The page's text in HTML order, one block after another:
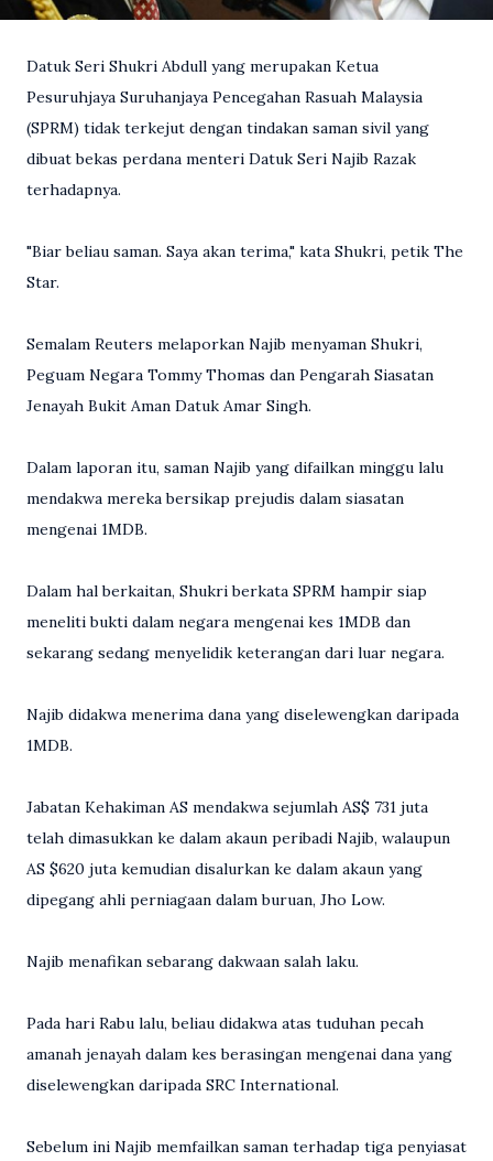
Datuk Seri Shukri Abdull yang merupakan Ketua
Pesuruhjaya Suruhanjaya Pencegahan Rasuah Malaysia
(SPRM) tidak terkejut dengan tindakan saman sivil yang
dibuat bekas perdana menteri Datuk Seri Najib Razak
terhadapnya.
"Biar beliau saman. Saya akan terima," kata Shukri, petik The
Star.
Semalam Reuters melaporkan Najib menyaman Shukri,
Peguam Negara Tommy Thomas dan Pengarah Siasatan
Jenayah Bukit Aman Datuk Amar Singh.
Dalam laporan itu, saman Najib yang difailkan minggu lalu
mendakwa mereka bersikap prejudis dalam siasatan
mengenai 1MDB.
Dalam hal berkaitan, Shukri berkata SPRM hampir siap
meneliti bukti dalam negara mengenai kes 1MDB dan
sekarang sedang menyelidik keterangan dari luar negara.
Najib didakwa menerima dana yang diselewengkan daripada
1MDB.
Jabatan Kehakiman AS mendakwa sejumlah AS$ 731 juta
telah dimasukkan ke dalam akaun peribadi Najib, walaupun
AS $620 juta kemudian disalurkan ke dalam akaun yang
dipegang ahli perniagaan dalam buruan, Jho Low.
Najib menafikan sebarang dakwaan salah laku.
Pada hari Rabu lalu, beliau didakwa atas tuduhan pecah
amanah jenayah dalam kes berasingan mengenai dana yang
diselewengkan daripada SRC International.
Sebelum ini Najib memfailkan saman terhadap tiga penyiasat